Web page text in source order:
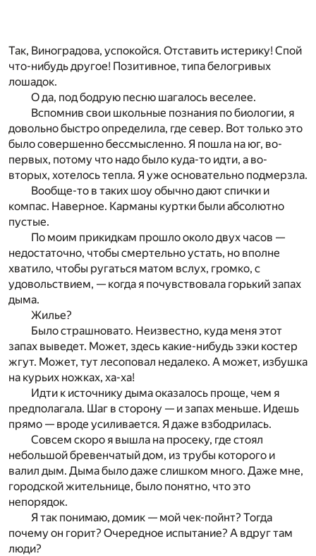
Так, Виноградова, успокойся. Отставить истерику! Спой
что-нибудь другое! Позитивное, типа белогривых
лошадок.
О да, под бодрую песню шагалось веселее.
Вспомнив свои школьные познания по биологии, я
довольно быстро определила, где север. Вот только это
было совершенно бессмысленно. Я пошла на юг, во-
первых, потому что надо было куда-то идти, а во-
вторых, хотелось тепла. Я уже основательно подмерзла.
Вообще-то в таких шоу обычно дают спички и
компас. Наверное. Карманы куртки были абсолютно
пустые.
По моим прикидкам прошло около двух часов —
недостаточно, чтобы смертельно устать, но вполне
хватило, чтобы ругаться матом вслух, громко, с
удовольствием, — когда я почувствовала горький запах
дыма.
Жилье?
Было страшновато. Неизвестно, куда меня этот
запах выведет. Может, здесь какие-нибудь зэки костер
жгут. Может, тут лесоповал недалеко. А может, избушка
на курьих ножках, ха-ха!
Идти к источнику дыма оказалось проще, чем я
предполагала. Шаг в сторону — и запах меньше. Идешь
прямо — вроде усиливается. Я даже взбодрилась.
Совсем скоро я вышла на просеку, где стоял
небольшой бревенчатый дом, из трубы которого и
валил дым. Дыма было даже слишком много. Даже мне,
городской жительнице, было понятно, что это
непорядок.
Я так понимаю, домик — мой чек-пойнт? Тогда
почему он горит? Очередное испытание? А вдруг там
люди?